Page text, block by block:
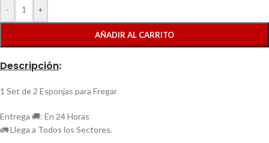
- +
AÑADIR AL CARRITO
Descripción:
1 Set de 2 Esponjas para Fregar
Entrega 🚚: En 24 Horas
🚛 Llega a Todos los Sectores.